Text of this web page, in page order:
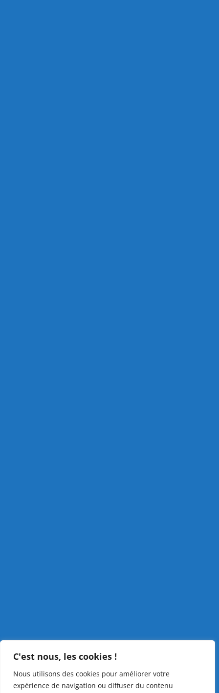
C'est nous, les cookies !
Nous utilisons des cookies pour améliorer votre
expérience de navigation ou diffuser du contenu